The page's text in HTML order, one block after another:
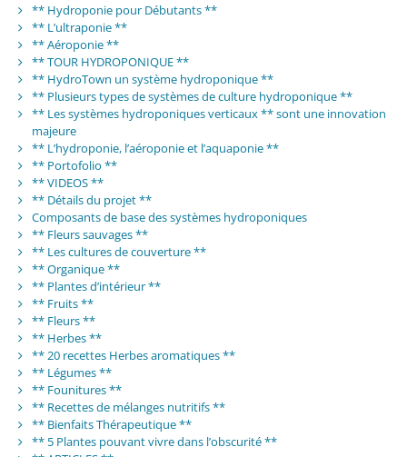
** Hydroponie pour Débutants **
** L’ultraponie **
** Aéroponie **
** TOUR HYDROPONIQUE **
** HydroTown un système hydroponique **
** Plusieurs types de systèmes de culture hydroponique **
** Les systèmes hydroponiques verticaux ** sont une innovation
majeure
** L’hydroponie, l’aéroponie et l’aquaponie **
** Portofolio **
** VIDEOS **
** Détails du projet **
Composants de base des systèmes hydroponiques
** Fleurs sauvages **
** Les cultures de couverture **
** Organique **
** Plantes d’intérieur **
** Fruits **
** Fleurs **
** Herbes **
** 20 recettes Herbes aromatiques **
** Légumes **
** Founitures **
** Recettes de mélanges nutritifs **
** Bienfaits Thérapeutique **
** 5 Plantes pouvant vivre dans l’obscurité **